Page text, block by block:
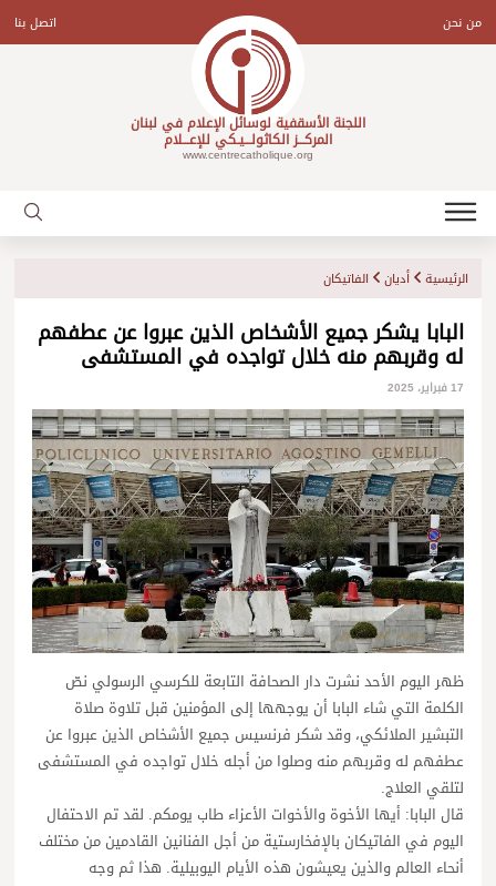
contentمن نحن اتصل بنا
اللجنة الأسقفية لوسائل الإعلام في لبنان
المركـــز الكاثولـــيـكي للإعـــلام
www.centrecatholique.org
الرئيسية أديان الفاتيكان
البابا يشكر جميع الأشخاص الذين عبروا عن عطفهم
له وقربهم منه خلال تواجده في المستشفى
17 فبراير، 2025
ظهر اليوم الأحد نشرت دار الصحافة التابعة للكرسي الرسولي نصّ
الكلمة التي شاء البابا أن يوجهها إلى المؤمنين قبل تلاوة صلاة
التبشير الملائكي، وقد شكر فرنسيس جميع الأشخاص الذين عبروا عن
عطفهم له وقربهم منه وصلوا من أجله خلال تواجده في المستشفى
لتلقي العلاج.
قال البابا: أيها الأخوة والأخوات الأعزاء طاب يومكم. لقد تم الاحتفال
اليوم في الفاتيكان بالإفخارستية من أجل الفنانين القادمين من مختلف
أنحاء العالم والذين يعيشون هذه الأيام اليوبيلية. هذا ثم وجه